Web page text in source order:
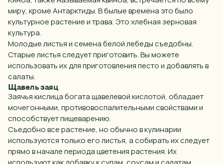
миру, кромеАнтарктиды. В былые времена это было
культурное растение и трава. Это хлебная зерновая
культура.
Молодые листья и семенабелойлебеды съедобны.
Старые листья следует приготовить. Вы можете
использовать их для приготовления песто и добавлять в
салаты.
Щавель заяц
Заячья кислица богата щавелевой кислотой, обладает
мочегонными, противовоспалительными свойствами и
способствует пищеварению.
Съедобно всерастение, но обычно в кулинарии
используются только его листья, а собирать их следует
прямо в начале периода цветения растения. Их